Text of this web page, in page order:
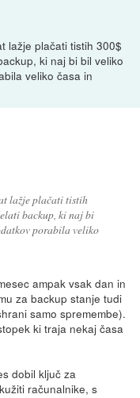
lažje plačati tistih 300$
ki naj bi bil veliko
veliko časa in
lažje plačati tistih
backup, ki naj bi
porabila veliko
ampak vsak dan in
za backup stanje tudi
samo spremembe).
ki traja nekaj časa
dobil ključ za
računalnike, s